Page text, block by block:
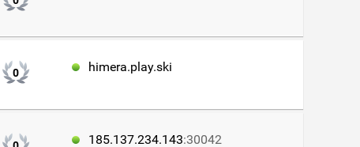
0 himera.play.ski
185.137.234.143:30042